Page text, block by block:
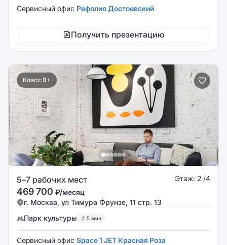
Сервисный офис Рефолио Достоевский
Получить презентацию
Класс B+
5–7 рабочих мест Этаж: 2 /4
469 700 ₽/месяц
г. Москва, ул Тимура Фрунзе, 11 стр. 13
Парк культуры
5 мин
Сервисный офис Space 1 JET Красная Роза